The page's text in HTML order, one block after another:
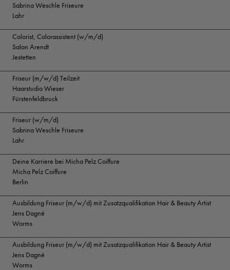
Sabrina Weschle Friseure
Lahr
Colorist, Colorassistent (w/m/d)
Salon Arendt
Jestetten
Friseur (m/w/d) Teilzeit
Haarstudio Wieser
Fürstenfeldbruck
Friseur (w/m/d)
Sabrina Weschle Friseure
Lahr
Deine Karriere bei Micha Pelz Coiffure
Micha Pelz Coiffure
Berlin
Ausbildung Friseur (m/w/d) mit Zusatzqualifikation Hair & Beauty Artist
Jens Dagné
Worms
Ausbildung Friseur (m/w/d) mit Zusatzqualifikation Hair & Beauty Artist
Jens Dagné
Worms